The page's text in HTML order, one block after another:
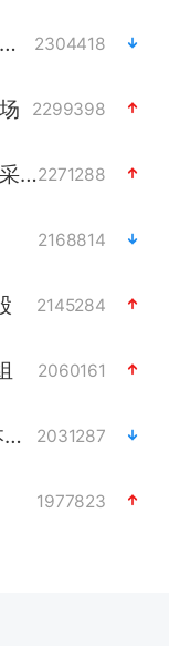
发经济点亮城市消费活力 2304418
2299398
中方回应是否在太平洋海底开采稀土2271288
2168814
2145284
2060161
泰国一女公务员妆容引争议 本人回应 2031287
1977823